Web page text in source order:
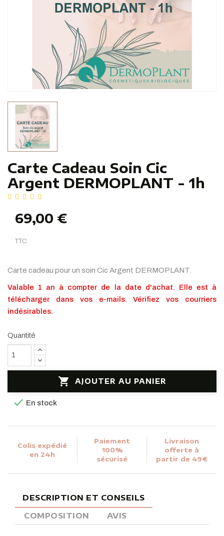
Carte Cadeau Soin Cic
Argent DERMOPLANT - 1h
69,00 €
TTC
Carte cadeau pour un soin Cic Argent DERMOPLANT.
Valable 1 an à compter de la date d'achat. Elle est à
télécharger dans vos e-mails.Vérifiez vos courriers
indésirables.
Quantité
 AJOUTER AU PANIER
 En stock
Colis expédié
en 24h
Paiement
100%
sécurisé
Livraison
offerte à
partir de 49€
DESCRIPTION ET CONSEILS
COMPOSITION
AVIS